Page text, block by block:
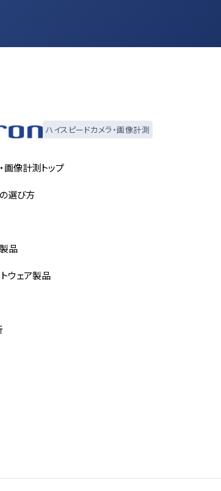
ハイスピードカメラ・画像計測
画像計測トップ
選び方
品
ウェア製品